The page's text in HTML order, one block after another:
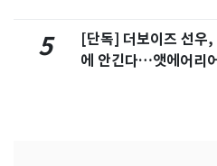
5
[단독] 더보이즈 선우,
에 안긴다…앳에어리